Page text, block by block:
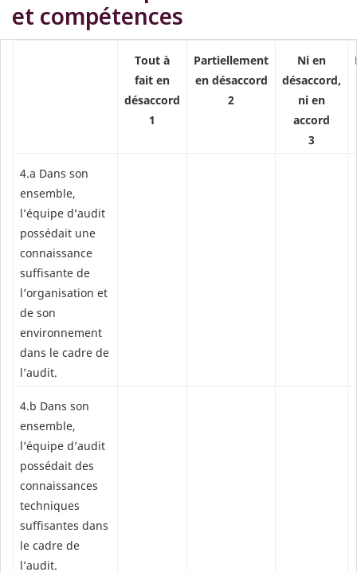
et compétences
Tout à
fait en
désaccord
1
Partiellement
en désaccord
2
Ni en
désaccord,
ni en
accord
3
4.a Dans son
ensemble,
l’équipe d’audit
possédait une
connaissance
suffisante de
l’organisation et
de son
environnement
dans le cadre de
l’audit.
4.b Dans son
ensemble,
l’équipe d’audit
possédait des
connaissances
techniques
suffisantes dans
le cadre de
l’audit.